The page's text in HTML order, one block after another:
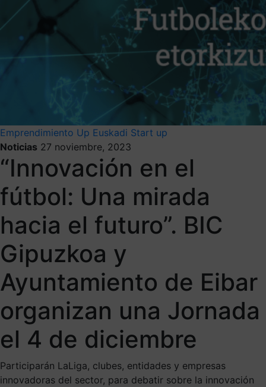
Emprendimiento Up Euskadi Start up
Noticias 27 noviembre, 2023
“Innovación en el
fútbol: Una mirada
hacia el futuro”. BIC
Gipuzkoa y
Ayuntamiento de Eibar
organizan una Jornada
el 4 de diciembre
Participarán LaLiga, clubes, entidades y empresas
innovadoras del sector, para debatir sobre la innovación